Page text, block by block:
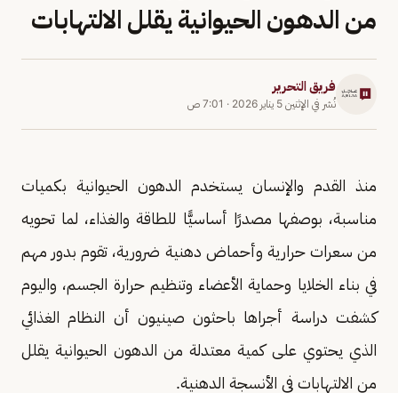
من الدهون الحيوانية يقلل الالتهابات
فريق التحرير
نُشر في الإثنين 5 يناير 2026 · 7:01 ص
منذ القدم والإنسان يستخدم الدهون الحيوانية بكميات
مناسبة، بوصفها مصدرًا أساسيًّا للطاقة والغذاء، لما تحويه
من سعرات حرارية وأحماض دهنية ضرورية، تقوم بدور مهم
في بناء الخلايا وحماية الأعضاء وتنظيم حرارة الجسم، واليوم
كشفت دراسة أجراها باحثون صينيون أن النظام الغذائي
الذي يحتوي على كمية معتدلة من الدهون الحيوانية يقلل
من الالتهابات في الأنسجة الدهنية.